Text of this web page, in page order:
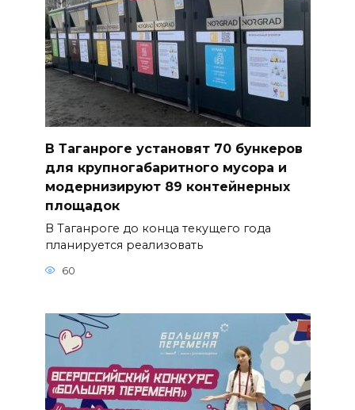
В Таганроге установят 70 бункеров
для крупногабаритного мусора и
модернизируют 89 контейнерных
площадок
В Таганроге до конца текущего года
планируется реализовать
60